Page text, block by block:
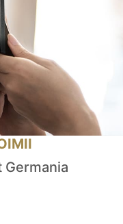
Germania